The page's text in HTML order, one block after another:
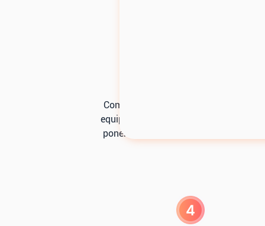
Comprendamos cómo HubSpot y
equipo de RevOps puede respaldar
poner en práctica tu estrategia